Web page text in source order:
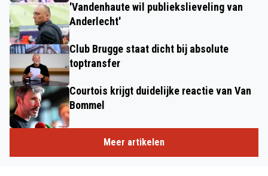
'Vandenhaute wil publiekslieveling van
Anderlecht'
Club Brugge staat dicht bij absolute
toptransfer
Courtois krijgt duidelijke reactie van Van
Bommel
Meer artikelen